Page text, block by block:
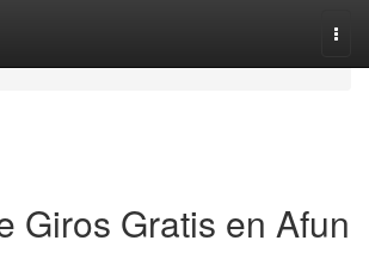
Giros Gratis en Afun